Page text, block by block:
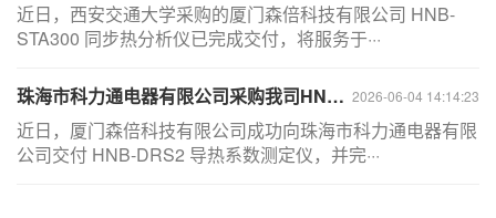
近日，西安交通大学采购的厦门森倍科技有限公司 HNB-
STA300 同步热分析仪已完成交付，将服务于···
2026-06-04 14:14:23
珠海市科力通电器有限公司采购我司HNB-DRS2导热系数测定仪，交付完成
近日，厦门森倍科技有限公司成功向珠海市科力通电器有限
公司交付 HNB-DRS2 导热系数测定仪，并完···